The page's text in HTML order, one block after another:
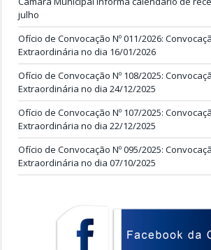
julho
Ofício de Convocação Nº 011/2026:
Extraordinária no dia 16/01/2026
Ofício de Convocação Nº 108/2025:
Extraordinária no dia 24/12/2025
Ofício de Convocação Nº 107/2025:
Extraordinária no dia 22/12/2025
Ofício de Convocação Nº 095/2025:
Extraordinária no dia 07/10/2025